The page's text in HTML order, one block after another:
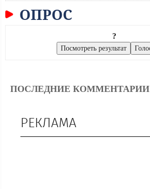
ОПРОС
?
ПОСЛЕДНИЕ КОММЕНТАРИИ
РЕКЛАМА